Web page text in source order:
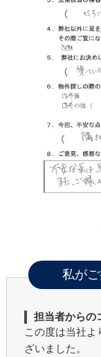
私が
担当者からの
この度は当社
ざいました。